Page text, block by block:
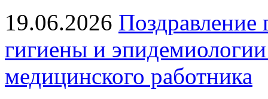
19.06.2026 Поздравление
гигиены и
медицинского работника